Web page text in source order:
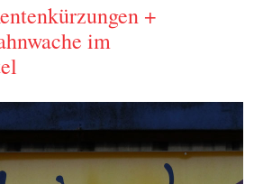
+
im